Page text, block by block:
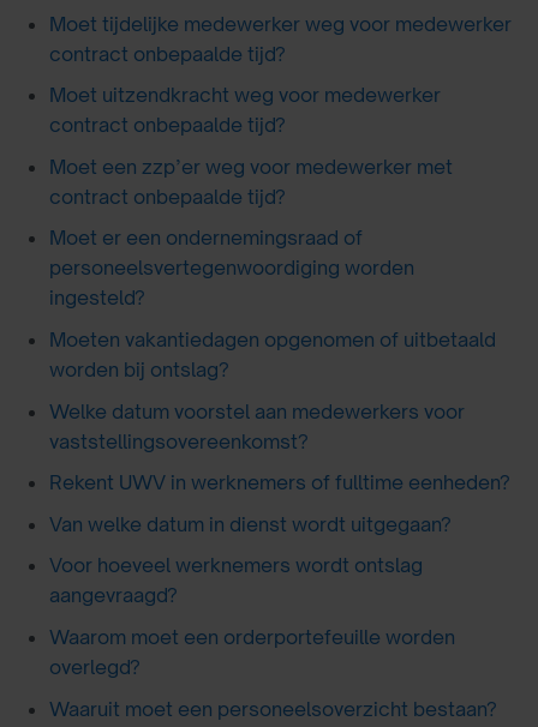
Moet tijdelijke medewerker weg voor medewerker
contract onbepaalde tijd?
Moet uitzendkracht weg voor medewerker
contract onbepaalde tijd?
Moet een zzp’er weg voor medewerker met
contract onbepaalde tijd?
Moet er een ondernemingsraad of
personeelsvertegenwoordiging worden
ingesteld?
Moeten vakantiedagen opgenomen of uitbetaald
worden bij ontslag?
Welke datum voorstel aan medewerkers voor
vaststellingsovereenkomst?
Rekent UWV in werknemers of fulltime eenheden?
Van welke datum in dienst wordt uitgegaan?
Voor hoeveel werknemers wordt ontslag
aangevraagd?
Waarom moet een orderportefeuille worden
overlegd?
Waaruit moet een personeelsoverzicht bestaan?